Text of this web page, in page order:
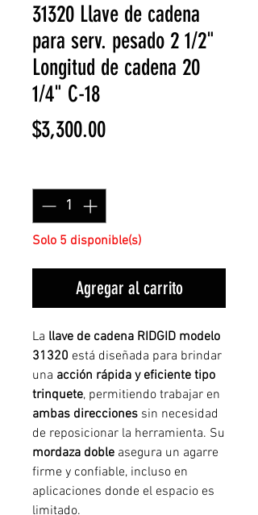
31320 Llave de cadena
para serv. pesado 2 1/2"
Longitud de cadena 20
1/4" C-18
$3,300.00Precio
Solo 5 disponible(s)
Agregar al carrito
La llave de cadena RIDGID modelo
31320 está diseñada para brindar
una acción rápida y eficiente tipo
trinquete, permitiendo trabajar en
ambas direcciones sin necesidad
de reposicionar la herramienta. Su
mordaza doble asegura un agarre
firme y confiable, incluso en
aplicaciones donde el espacio es
limitado.